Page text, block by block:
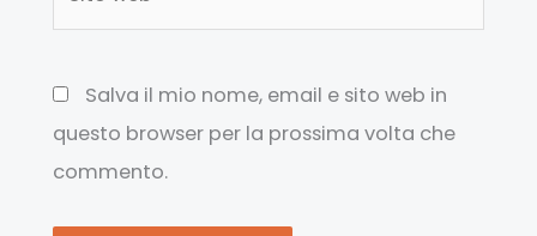
Salva il mio nome, email e sito web in
questo browser per la prossima volta che
commento.